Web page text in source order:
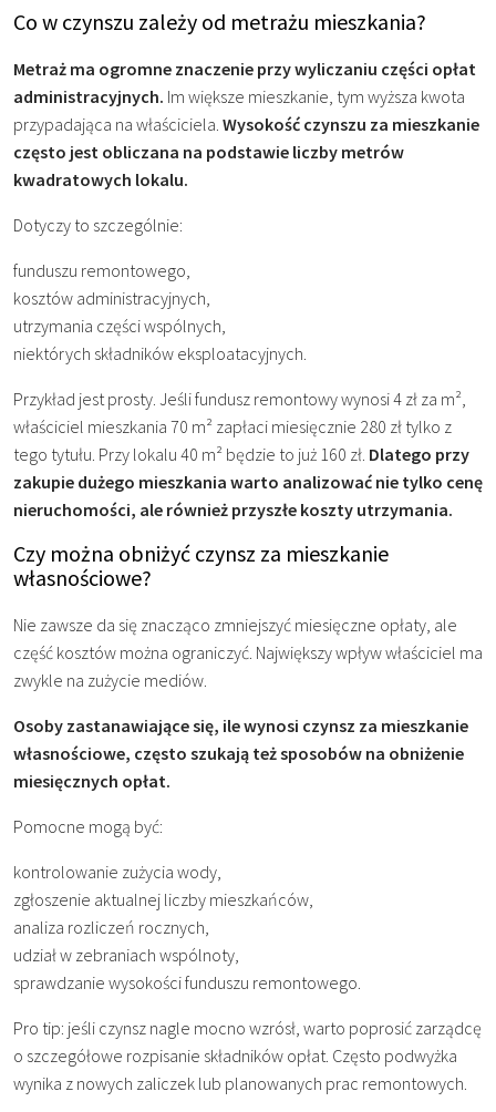
Co w czynszu zależy od metrażu mieszkania?
Metraż ma ogromne znaczenie przy wyliczaniu części opłat
administracyjnych. Im większe mieszkanie, tym wyższa kwota
przypadająca na właściciela. Wysokość czynszu za mieszkanie
często jest obliczana na podstawie liczby metrów
kwadratowych lokalu.
Dotyczy to szczególnie:
funduszu remontowego,
kosztów administracyjnych,
utrzymania części wspólnych,
niektórych składników eksploatacyjnych.
Przykład jest prosty. Jeśli fundusz remontowy wynosi 4 zł za m²,
właściciel mieszkania 70 m² zapłaci miesięcznie 280 zł tylko z
tego tytułu. Przy lokalu 40 m² będzie to już 160 zł. Dlatego przy
zakupie dużego mieszkania warto analizować nie tylko cenę
nieruchomości, ale również przyszłe koszty utrzymania.
Czy można obniżyć czynsz za mieszkanie
własnościowe?
Nie zawsze da się znacząco zmniejszyć miesięczne opłaty, ale
część kosztów można ograniczyć. Największy wpływ właściciel ma
zwykle na zużycie mediów.
Osoby zastanawiające się, ile wynosi czynsz za mieszkanie
własnościowe, często szukają też sposobów na obniżenie
miesięcznych opłat.
Pomocne mogą być:
kontrolowanie zużycia wody,
zgłoszenie aktualnej liczby mieszkańców,
analiza rozliczeń rocznych,
udział w zebraniach wspólnoty,
sprawdzanie wysokości funduszu remontowego.
Pro tip: jeśli czynsz nagle mocno wzrósł, warto poprosić zarządcę
o szczegółowe rozpisanie składników opłat. Często podwyżka
wynika z nowych zaliczek lub planowanych prac remontowych.